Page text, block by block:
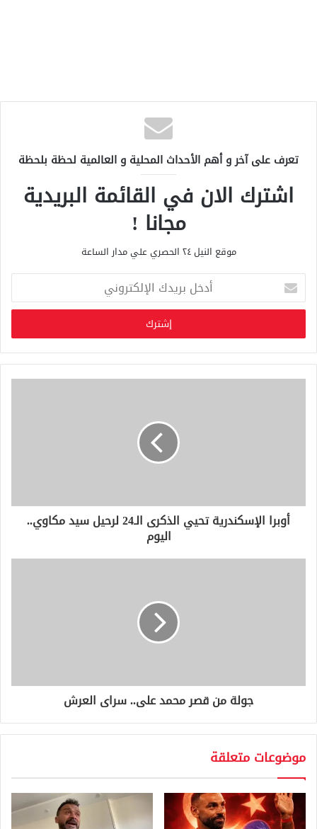
تعرف على آخر و أهم الأحداث المحلية و العالمية لحظة بلحظة
اشترك الان في القائمة البريدية
مجانا !
موقع النيل ٢٤ الحصري علي مدار الساعة
خ
ب
ر
ي
ر
أوبرا الإسكندرية تحيي الذكرى الـ24 لرحيل سيد مكاوي..
اليوم
جولة من قصر محمد على.. سراى العرش
موضوعات متعلقة